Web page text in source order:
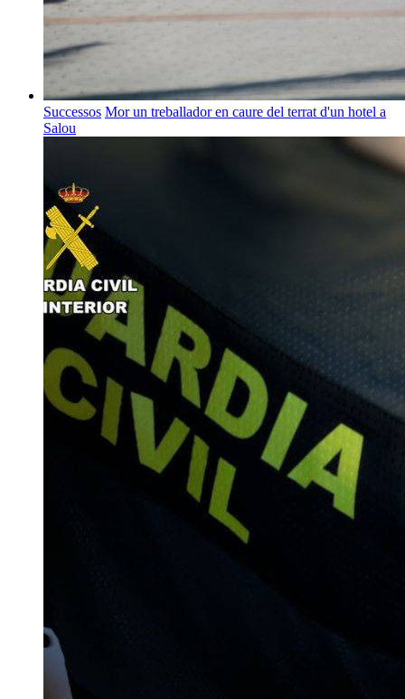
Successos Mor un treballador en caure del terrat d'un hotel a
Salou